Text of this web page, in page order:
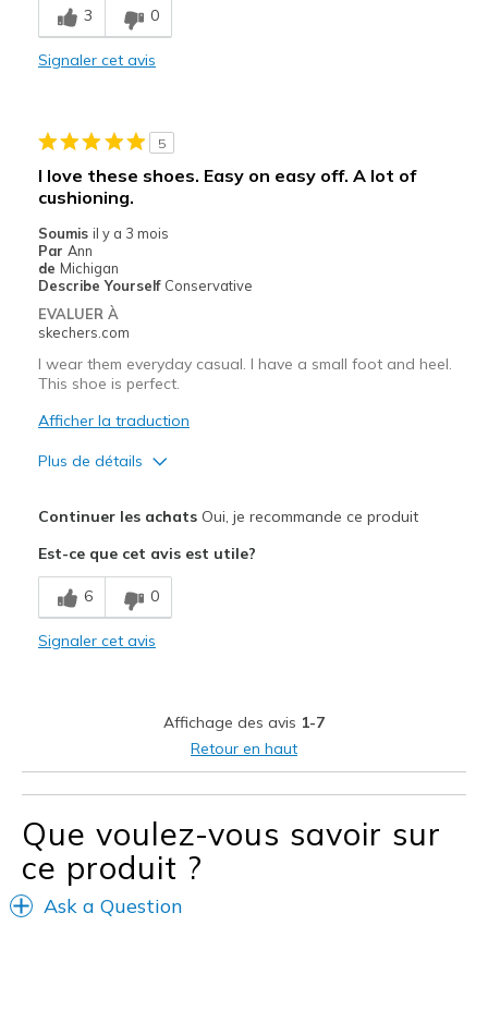
Casual Wear
View On Shoes
I'm Into Shoes
3 0
Signaler cet avis
5
I love these shoes. Easy on easy off. A lot of
cushioning.
Soumis il y a 3 mois
Par Ann
de Michigan
Describe Yourself Conservative
EVALUER À
skechers.com
I wear them everyday casual. I have a small foot and heel.
This shoe is perfect.
Afficher la traduction
Plus de détails
Breathe Well
Comfortable
Les meilleures utilisations
Casual Wear
Width
Feels true to width
Sizing
View On Shoes
Continuer les achatsOui, je recommande ce produit
Est-ce que cet avis est utile?
6 0
Signaler cet avis
Affichage des avis 1-7
Retour en haut
Que voulez-vous savoir sur
ce produit ?
Ask a Question